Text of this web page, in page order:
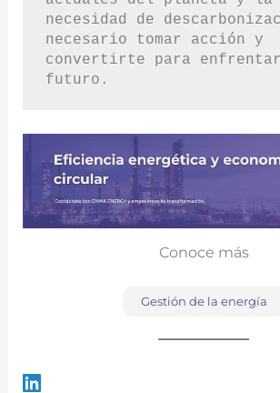
necesidad de
necesario tomar acción y
convertirte para
futuro.
Conoce más
Gestión de la energía